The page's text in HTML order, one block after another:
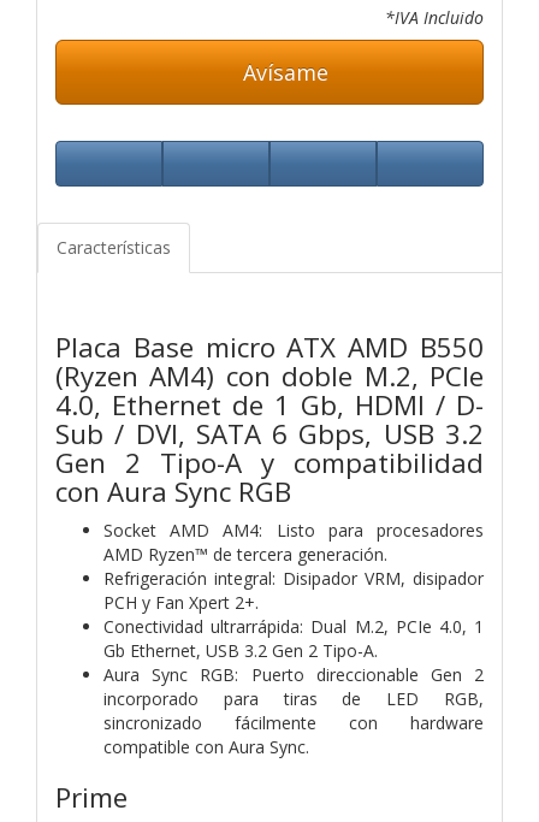
*IVA Incluido
Avísame
Características
Placa Base micro ATX AMD B550
(Ryzen AM4) con doble M.2, PCIe
4.0, Ethernet de 1 Gb, HDMI / D-
Sub / DVI, SATA 6 Gbps, USB 3.2
Gen 2 Tipo-A y compatibilidad
con Aura Sync RGB
Socket AMD AM4: Listo para procesadores
AMD Ryzen™ de tercera generación.
Refrigeración integral: Disipador VRM, disipador
PCH y Fan Xpert 2+.
Conectividad ultrarrápida: Dual M.2, PCIe 4.0, 1
Gb Ethernet, USB 3.2 Gen 2 Tipo-A.
Aura Sync RGB: Puerto direccionable Gen 2
incorporado para tiras de LED RGB,
sincronizado fácilmente con hardware
compatible con Aura Sync.
Prime